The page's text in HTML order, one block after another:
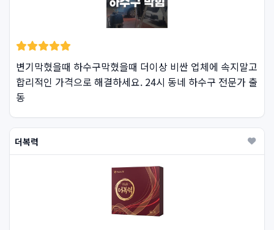
변기막혔을때 하수구막혔을때 더이상 비싼 업체에 속지말고
합리적인 가격으로 해결하세요. 24시 동네 하수구 전문가 출
동
더복력